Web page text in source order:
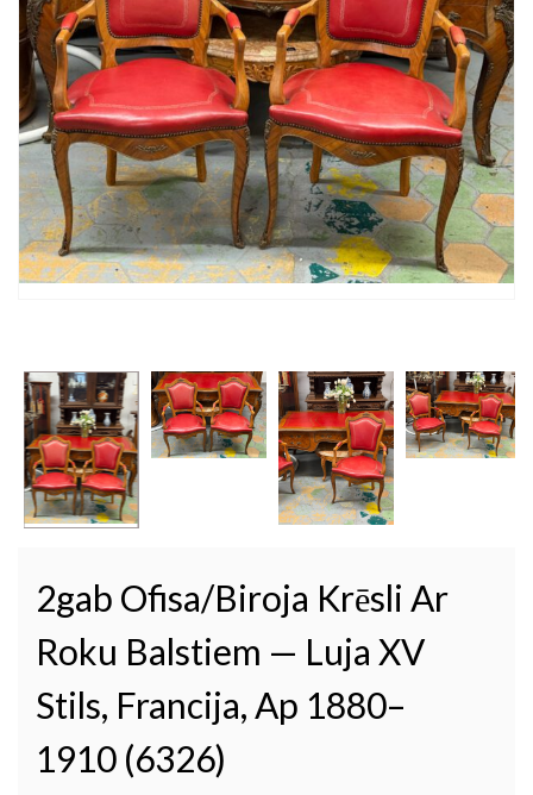
2gab Ofisa/Biroja Krēsli Ar
Roku Balstiem — Luja XV
Stils, Francija, Ap 1880–
1910 (6326)